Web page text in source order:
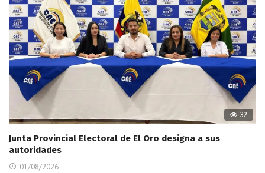
32
Junta Provincial Electoral de El Oro designa a sus
autoridades
01/08/2026